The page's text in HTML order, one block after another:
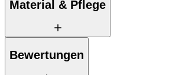
Material & Pflege
Bewertungen